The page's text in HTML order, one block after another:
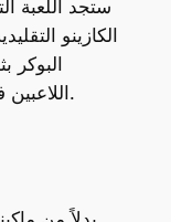
ستجد اللعبة
الكازينو
البوكر
اللاعبين في عالم ألعاب الكازينو على الإنترنت.